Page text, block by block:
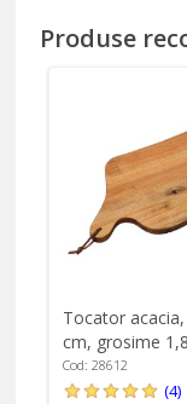
Produse
Tocator
cm, grosime
Kesper
Cod: 28612
(4)